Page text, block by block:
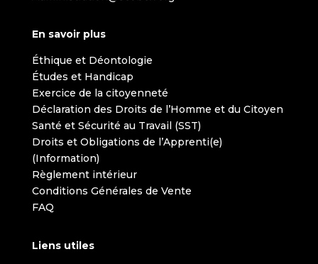
En savoir plus
Éthique et Déontologie
Études et Handicap
Exercice de la citoyenneté
Déclaration des Droits de l’Homme et du Citoyen
Santé et Sécurité au Travail (SST)
Droits et Obligations de l’Apprenti(e)
(Information)
Règlement intérieur
Conditions Générales de Vente
FAQ
Liens utiles